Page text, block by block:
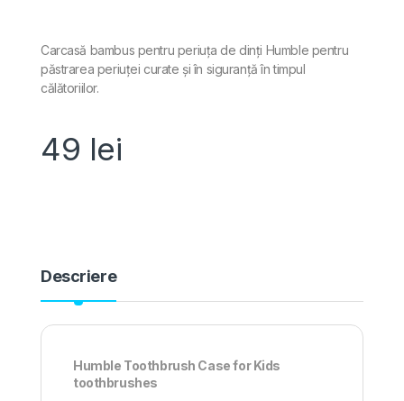
Carcasă bambus pentru periuța de dinți Humble pentru
păstrarea periuței curate și în siguranță în timpul
călătoriilor.
49 lei
Descriere
Humble Toothbrush Case for Kids
toothbrushes